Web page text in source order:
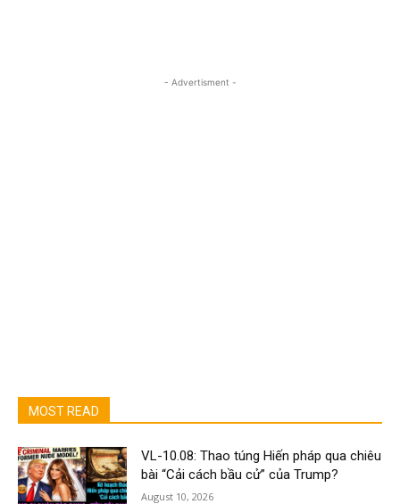
- Advertisment -
MOST READ
VL-10.08: Thao túng Hiến pháp qua chiêu
bài “Cải cách bầu cử” của Trump?
August 10, 2026